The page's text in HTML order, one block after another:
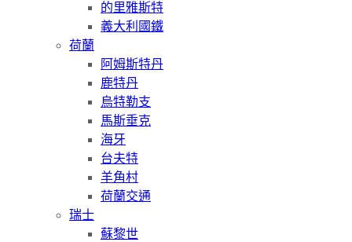
的里雅斯特
義大利國鐵
荷蘭
阿姆斯特丹
鹿特丹
烏特勒支
馬斯垂克
海牙
台夫特
羊角村
荷蘭交通
瑞士
蘇黎世